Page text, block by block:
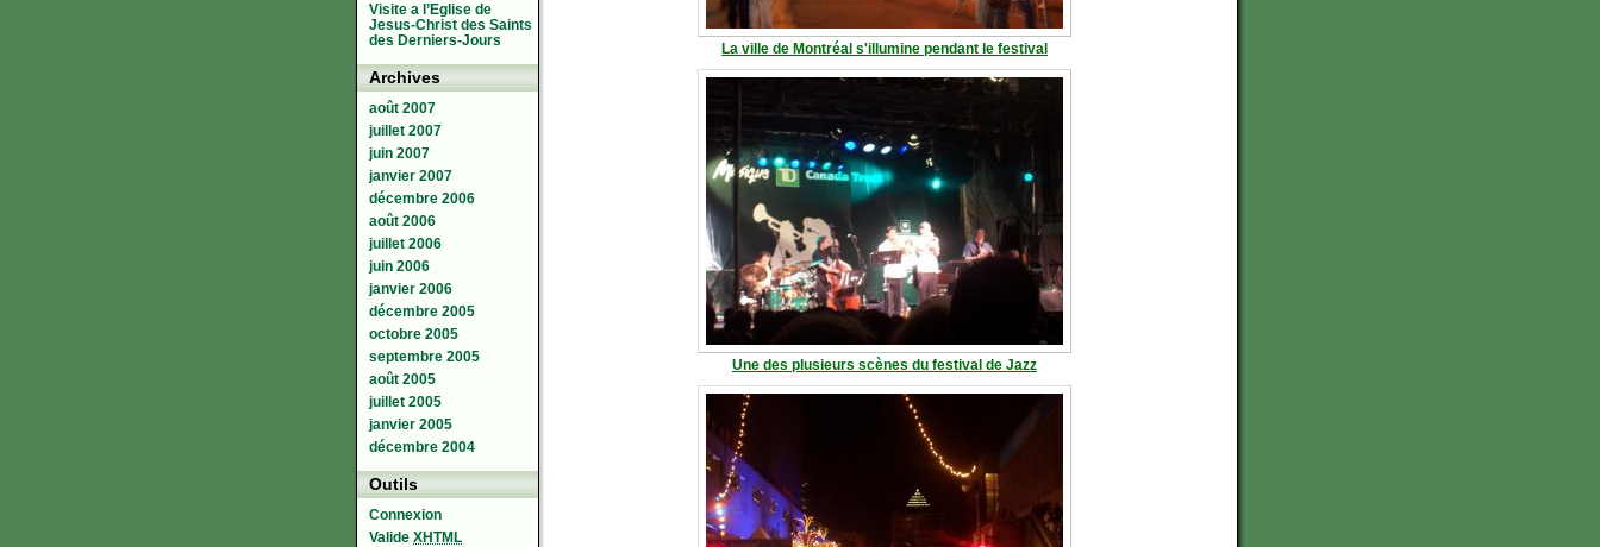
La ville de Montréal s'illumine pendant le festival
Une des plusieurs scènes du festival de Jazz
Visite a l’Eglise de
Jesus-Christ des Saints
des Derniers-Jours
Archives
août 2007
juillet 2007
juin 2007
janvier 2007
décembre 2006
août 2006
juillet 2006
juin 2006
janvier 2006
décembre 2005
octobre 2005
septembre 2005
août 2005
juillet 2005
janvier 2005
décembre 2004
Outils
Connexion
Valide XHTML